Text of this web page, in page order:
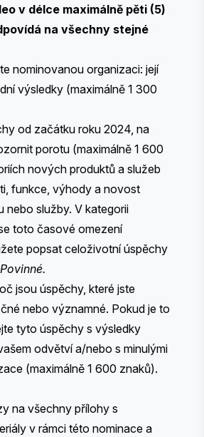
v délce maximálně pěti (5)
na všechny stejné
nominovanou organizaci: její
výsledky (maximálně 1 300
od začátku roku 2024, na
porotu (maximálně 1 600
nových produktů a služeb
funkce, výhody a novost
nebo služby. V kategorii
toto časové omezení
popsat celoživotní úspěchy
Povinné.
jsou úspěchy, které jste
nebo významné. Pokud je to
tyto úspěchy s výsledky
odvětví a/nebo s minulými
(maximálně 1 600 znaků).
na všechny přílohy s
v rámci této nominace a